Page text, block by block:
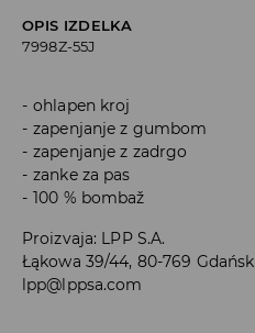
OPIS IZDELKA
7998Z-55J
ohlapen kroj
zapenjanje z gumbom
zapenjanje z zadrgo
zanke za pas
100 % bombaž
Proizvaja: LPP S.A.
Łąkowa 39/44, 80-769 Gdańsk
lpp@lppsa.com